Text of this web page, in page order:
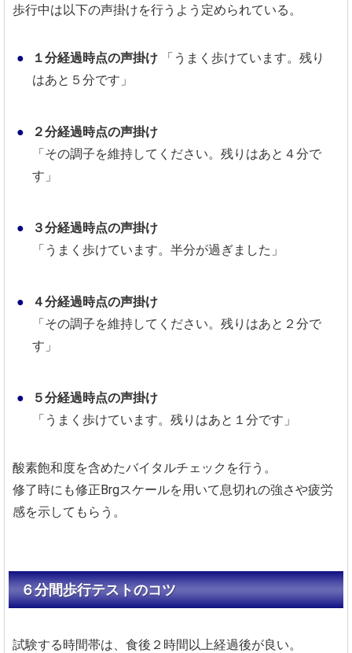
歩行中は以下の声掛けを行うよう定められている。
１分経過時点の声掛け 「うまく歩けています。残り
はあと５分です」
２分経過時点の声掛け
「その調子を維持してください。残りはあと４分で
す」
３分経過時点の声掛け
「うまく歩けています。半分が過ぎました」
４分経過時点の声掛け
「その調子を維持してください。残りはあと２分で
す」
５分経過時点の声掛け
「うまく歩けています。残りはあと１分です」
酸素飽和度を含めたバイタルチェックを行う。
修了時にも修正Brgスケールを用いて息切れの強さや疲労
感を示してもらう。
６分間歩行テストのコツ
試験する時間帯は、食後２時間以上経過後が良い。